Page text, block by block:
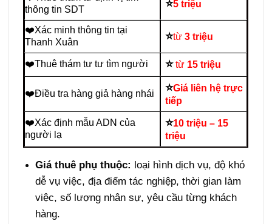
thông tin SDT
⭐5 triệu
❤️Xác minh thông tin tại
Thanh Xuân
⭐từ 3 triệu
❤️Thuê thám tư tư tìm người ⭐từ 15 triệu
❤️Điều tra hàng giả hàng nhái ⭐Giá liên hệ trực
tiếp
❤️Xác định mẫu ADN của
người lạ
⭐10 triệu – 15
triệu
Giá thuê phụ thuộc: loại hình dịch vụ, độ khó
dễ vụ việc, địa điểm tác nghiệp, thời gian làm
việc, số lượng nhân sự, yêu cầu từng khách
hàng.